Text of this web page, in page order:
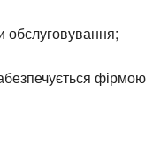
обслуговування;
фірмою